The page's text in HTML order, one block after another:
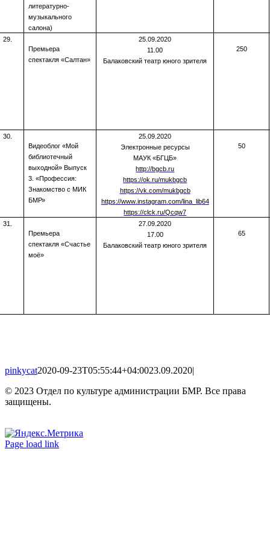
литературно-
музыкального
салона)
29.
Премьера
спектакля «Салтан»
25.09.2020
11.00
Балаковский театр юного зрителя
250
30.
Видеоблог «Мой
библиотечный
выходной» Выпуск
3. «Профессия:
Знакомство с МИК
БМР»
25.09.2020
Электронные ресурсы
МАУК «БГЦБ»
http://bgcb.ru
https://ok.ru/mukbgcb
https://vk.com/mukbgcb
https://www.instagram.com/lina_ lib64
https://clck.ru/Qcqw7
50
31.
Премьера
спектакля «Счастье
моё»
27.09.2020
17.00
Балаковский театр юного зрителя
65
pinkycat2020-09-23T05:55:44+04:0023.09.2020|
© 2023 Отдел по культуре администрации БМР. Все права
защищены.
Вконтакте
Одноклассники
Page load link